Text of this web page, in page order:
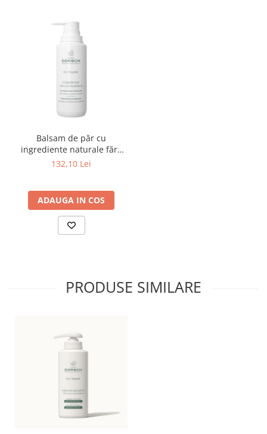
Balsam de păr cu
ingrediente naturale fără
silicon regenerator – Go
132,10 Lei
ADAUGA IN COS
PRODUSE SIMILARE